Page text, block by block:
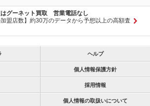
グーネット買取 営業電話なし
加盟店数】約30万のデータから予想以上の高額査
ヘルプ
個人情報保護方針
採用情報
個人情報の取扱いについて